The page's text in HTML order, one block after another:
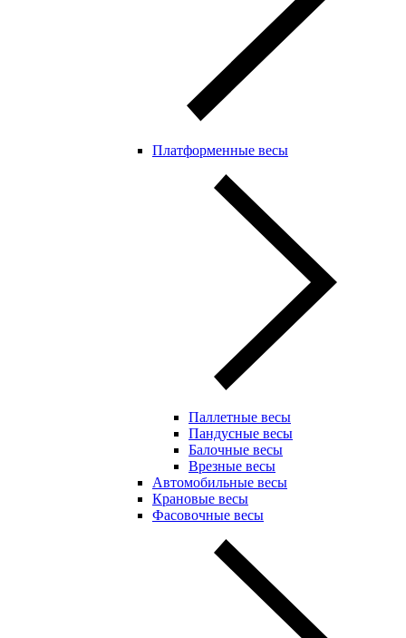
Платформенные весы
Паллетные весы
Пандусные весы
Балочные весы
Врезные весы
Автомобильные весы
Крановые весы
Фасовочные весы